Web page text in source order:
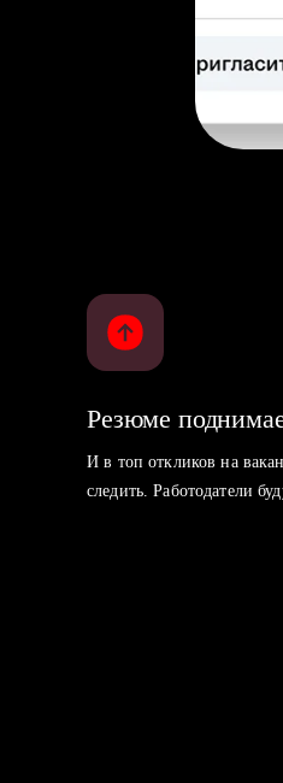
Резюме
И в топ откликов на
следить. Работодатели